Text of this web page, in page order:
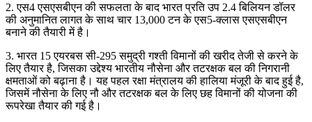
2. एस4 एसएसबीएन की सफलता के बाद भारत प्रति उप 2.4 बिलियन डॉलर
की अनुमानित लागत के साथ चार 13,000 टन के एस5-क्लास एसएसबीएन
बनाने की तैयारी में है।
3. भारत 15 एयरबस सी-295 समुद्री गश्ती विमानों की खरीद तेजी से करने के
लिए तैयार है, जिसका उद्देश्य भारतीय नौसेना और तटरक्षक बल की निगरानी
क्षमताओं को बढ़ाना है। यह पहल रक्षा मंत्रालय की हालिया मंजूरी के बाद हुई है,
जिसमें नौसेना के लिए नौ और तटरक्षक बल के लिए छह विमानों की योजना की
रूपरेखा तैयार की गई है।